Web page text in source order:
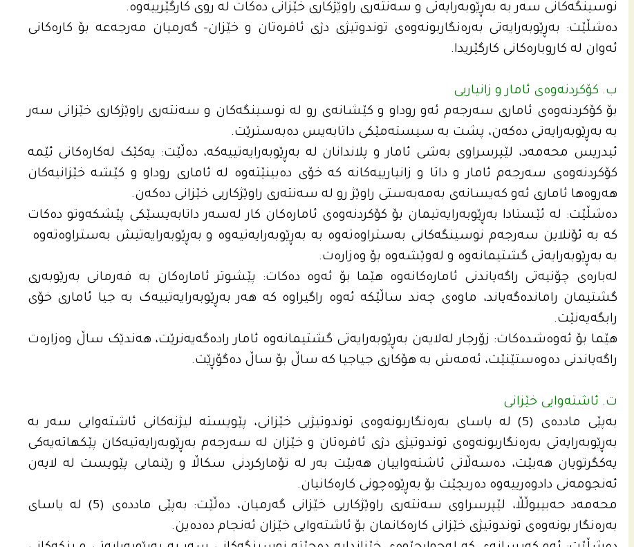
نوسینگەکانی سەر بە بەڕێوبەرایەتی و سەنتەری راوێژکاری خێزانی دەکات لە روی کارگێرییەوە.
دەشڵێت: بەڕێوبەرایەتی بەرەنگاربونەوەی توندوتیژی دژی ئافرەتان و خێزان- گەرمیان مەرجەعە بۆ کارەکانی
ئەوان لە کاروبارەکانی کارگێریدا.
ب. کۆکردنەوەی ئامار و زانیاریی
بۆ کۆکردنەوەی ئاماری سەرجەم ئەو روداو و کێشانەی رو لە نوسینگەکان و سەنتەری راوێژکاری خێزانی سەر
بە بەڕێوبەرایەتی دەکەن، پشت بە سیستەمێکی داتابەیس دەبەسترێت.
ئیدریس محه‌مه‌د، لێپرسراوی بەشی ئامار و پلاندانان له‌ به‌ڕێوبه‌رایه‌تییه‌كه‌، دەڵێت: یەکێک لەکارەکانی ئێمە
کۆکردنەوەی سەرجەم ئامار و داتا و زانیارییەکانە کە خۆی دەبینێتەوە لە ئاماری روداو و کێشە خێزانیەکان
هەروەها ئاماری ئەو کەیسانەی بەمەبەستی راوێژ رو لە سەنتەری راوێژکاریی خێزانی دەکەن.
دەشڵێت: لە ئێستادا بەڕێوبەرایەتیمان بۆ کۆکردنەوەی ئامارەکان کار لەسەر داتابەیسێکی پێشکەوتو دەکات
کە بە ئۆنلاین سەرجەم نوسینگەکانی بەستراوەتەوە بە بەڕێوبەرایەتیەوە و بەڕێوبەرایەتیش بەستراوەتەوە
بە بەڕێوبەرایەتی گشتیمانەوە و لەوێشەوە بۆ وەزارەت.
لەبارەی چۆنیەتی راگەیاندنی ئامارەکانەوە هێما بۆ ئەوە دەکات: پێشوتر ئامارەکان بە فەرمانی بەرێوبەری
گشتیمان راماندەگەیاند، ماوەی چەند ساڵێکە ئەوە راگیراوە کە هەر بەڕێوبەرایەتییەک بە جیا ئاماری خۆی
رابگەیەنێت.
هێما بۆ ئەوەشدەکات: زۆرجار لەلایەن بەڕێوبەرایەتی گشتیمانەوە ئامار رادەگەیەنرێت، هەندێک ساڵ وەزارەت
راگەیاندنی دەوەستێنێت، ئەمەش بە هۆکاری جیاجیا کە ساڵ بۆ ساڵ دەگۆڕێت.
ت. ئاشتەوایی خێزانی
بەپێی ماددەی (5) لە یاسای بەرەنگاربونەوەی توندوتیژیی خێزانی، پێویستە لیژنەکانی ئاشتەوایی سەر بە
بەڕێوبەرایەتی بەرەنگاربونەوەی توندوتیژی دژی ئافرەتان و خێزان لە سەرجەم بەڕێوبەرایەتیەکان پێکهاتەیەکی
یەکگرتویان هەبێت، دەسەڵاتی ئاشتەواییان هەبێت بەر لە تۆمارکردنی سکاڵا و رێنمایی پێویست لە لایەن
ئەنجومەنی دادوەرییەوە دەربچێت بۆ بەڕێوەچونی کارەکانیان.
محه‌مه‌د حه‌بیبوڵڵا، لێپرسراوی سەنتەری راوێژکاریی خێزانی گەرمیان، دەڵێت: بەپێی ماددەی (5) لە یاسای
بەرەنگار بونەوەی توندوتیژی خێزانی کارەکانمان بۆ ئاشتەوایی خێزان ئەنجام دەدەین.